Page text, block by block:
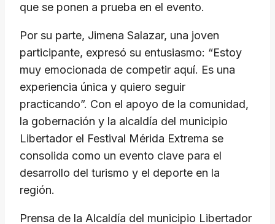
que se ponen a prueba en el evento.
Por su parte, Jimena Salazar, una joven
participante, expresó su entusiasmo: “Estoy
muy emocionada de competir aquí. Es una
experiencia única y quiero seguir
practicando”. Con el apoyo de la comunidad,
la gobernación y la alcaldía del municipio
Libertador el Festival Mérida Extrema se
consolida como un evento clave para el
desarrollo del turismo y el deporte en la
región.
Prensa de la Alcaldía del municipio Libertador